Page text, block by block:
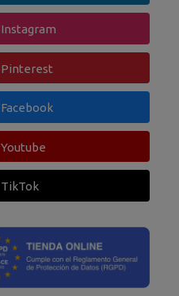
Instagram
Pinterest
Facebook
Youtube
TikTok